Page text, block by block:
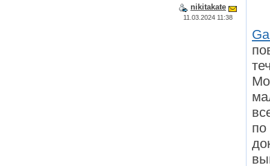
nikitakate
11.03.2024 11:38
по